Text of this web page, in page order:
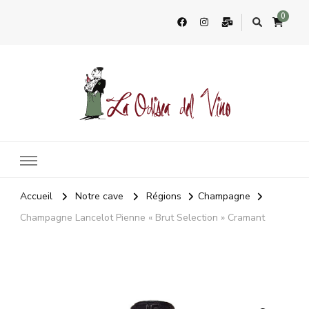
0
Accueil Notre cave Régions
Champagne
Champagne Lancelot Pienne « Brut Selection » Cramant